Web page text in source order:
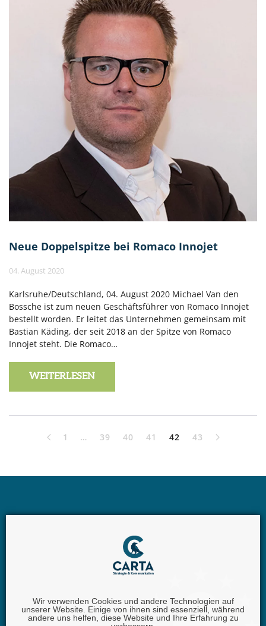
Wir verwenden Cookies und andere Technologien auf
unserer Website. Einige von ihnen sind essenziell, während
andere uns helfen, diese Website und Ihre Erfahrung zu
Neue Doppelspitze bei Romaco Innojet
04. August 2020
Karlsruhe/Deutschland, 04. August 2020 Michael Van den
Bossche ist zum neuen Geschäftsführer von Romaco Innojet
bestellt worden. Er leitet das Unternehmen gemeinsam mit
Bastian Käding, der seit 2018 an der Spitze von Romaco
Innojet steht. Die Romaco…
WEITERLESEN
1 … 39 40 41 42 43
Carta GmbH |Iggelheimer Str. 26 | 67346 Speyer |